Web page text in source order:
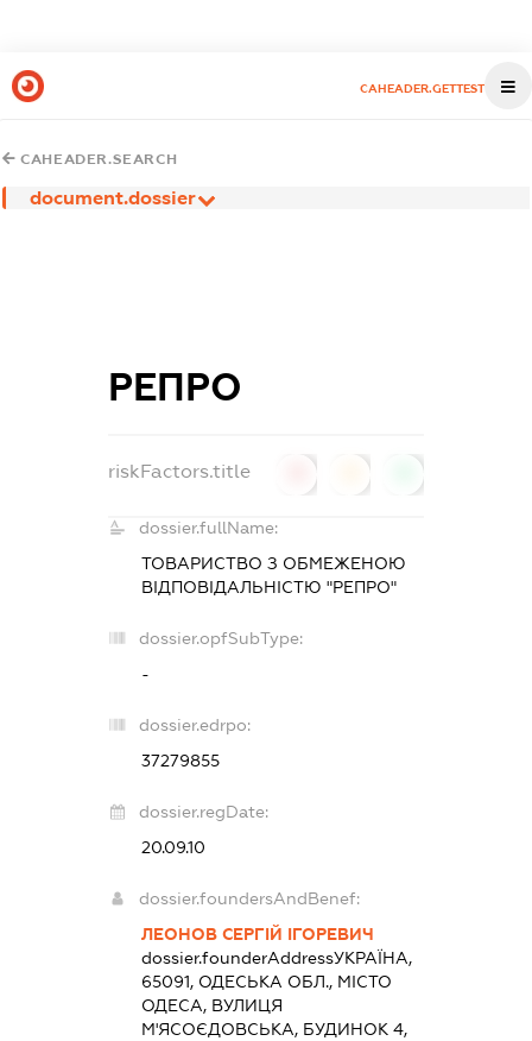
CAHEADER.GETTEST
CAHEADER.SEARCH
document.dossier
РЕПРО
riskFactors.title
dossier.fullName:
ТОВАРИСТВО З ОБМЕЖЕНОЮ
ВІДПОВІДАЛЬНІСТЮ "РЕПРО"
dossier.opfSubType:
-
dossier.edrpo:
37279855
dossier.regDate:
20.09.10
dossier.foundersAndBenef:
ЛЕОНОВ СЕРГІЙ ІГОРЕВИЧ
dossier.founderAddressУКРАЇНА,
65091, ОДЕСЬКА ОБЛ., МІСТО
ОДЕСА, ВУЛИЦЯ
М'ЯСОЄДОВСЬКА, БУДИНОК 4,